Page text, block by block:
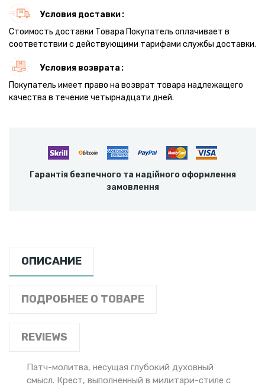
Условия доставки
Стоимость доставки Товара Покупатель оплачивает в
соответствии с действующими тарифами службы доставки.
Условия возврата
Покупатель имеет право на возврат товара надлежащего
качества в течение четырнадцати дней.
Гарантія безпечного та надійного оформлення
замовлення
ОПИСАНИЕ
ПОДРОБНЕЕ О ТОВАРЕ
REVIEWS
Патч-молитва, несущая глубокий духовный
смысл. Крест, выполненный в милитари-стиле с